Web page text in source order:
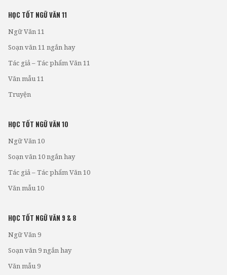
HỌC TỐT NGỮ VĂN 11
Ngữ Văn 11
Soạn văn 11 ngắn hay
Tác giả – Tác phẩm Văn 11
Văn mẫu 11
Truyện
HỌC TỐT NGỮ VĂN 10
Ngữ Văn 10
Soạn văn 10 ngắn hay
Tác giả – Tác phẩm Văn 10
Văn mẫu 10
HỌC TỐT NGỮ VĂN 9 & 8
Ngữ Văn 9
Soạn văn 9 ngắn hay
Văn mẫu 9